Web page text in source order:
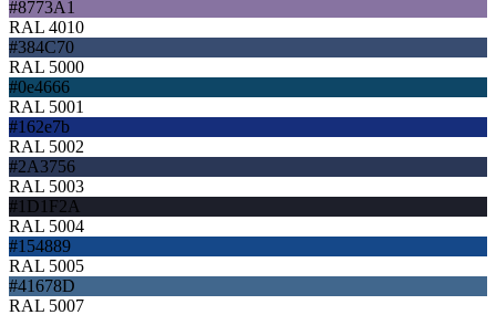
#8773A1
RAL 4010
#384C70
RAL 5000
#0e4666
RAL 5001
#162e7b
RAL 5002
#2A3756
RAL 5003
#1D1F2A
RAL 5004
#154889
RAL 5005
#41678D
RAL 5007